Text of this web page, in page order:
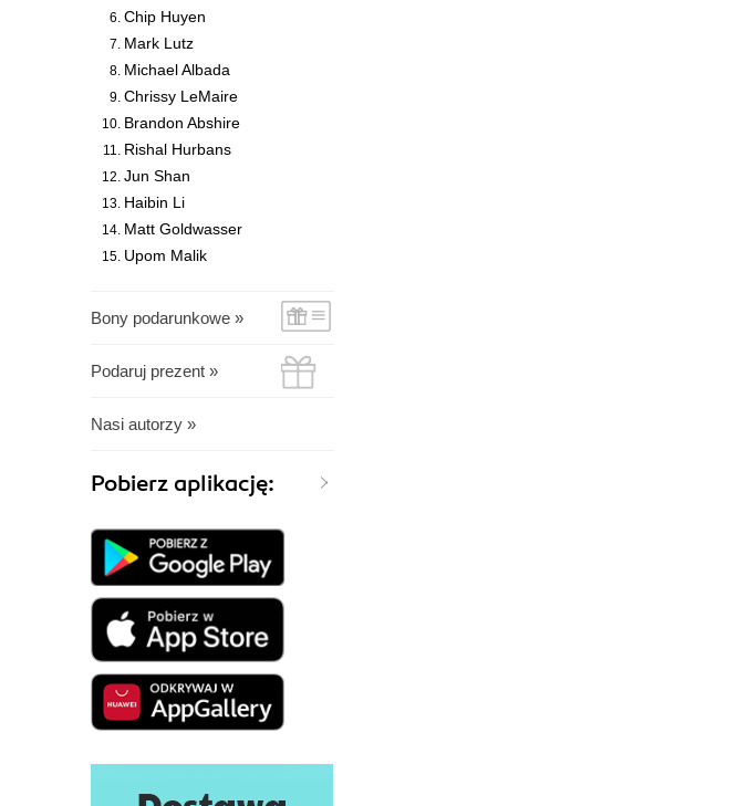
Chip Huyen
Mark Lutz
Michael Albada
Chrissy LeMaire
Brandon Abshire
Rishal Hurbans
Jun Shan
Haibin Li
Matt Goldwasser
Upom Malik
Bony podarunkowe »
Podaruj prezent »
Nasi autorzy »
Pobierz aplikację: